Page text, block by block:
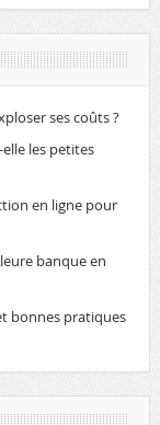
ses coûts ?
les petites
en ligne pour
banque en
bonnes pratiques